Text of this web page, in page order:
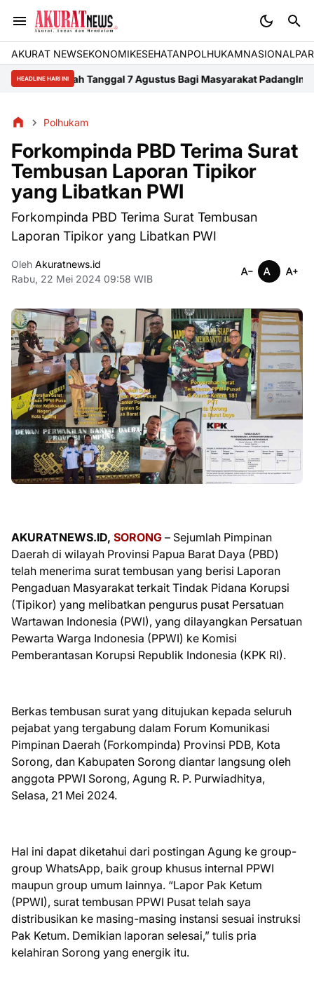
AKURAT NEWSEKONOMIKESEHATANPOLHUKAMNASIONAL
HEADLINE HARI INI
Tanggal 7 Agustus Bagi Masyarakat PadangInfografis
Polhukam
Forkompinda PBD Terima Surat
Tembusan Laporan Tipikor
yang Libatkan PWI
Forkompinda PBD Terima Surat Tembusan
Laporan Tipikor yang Libatkan PWI
Oleh Akuratnews.id
Rabu, 22 Mei 2024 09:58 WIB
AKURATNEWS.ID, SORONG – Sejumlah Pimpinan
Daerah di wilayah Provinsi Papua Barat Daya (PBD)
telah menerima surat tembusan yang berisi Laporan
Pengaduan Masyarakat terkait Tindak Pidana Korupsi
(Tipikor) yang melibatkan pengurus pusat Persatuan
Wartawan Indonesia (PWI), yang dilayangkan Persatuan
Pewarta Warga Indonesia (PPWI) ke Komisi
Pemberantasan Korupsi Republik Indonesia (KPK RI).
Berkas tembusan surat yang ditujukan kepada seluruh
pejabat yang tergabung dalam Forum Komunikasi
Pimpinan Daerah (Forkompinda) Provinsi PDB, Kota
Sorong, dan Kabupaten Sorong diantar langsung oleh
anggota PPWI Sorong, Agung R. P. Purwiadhitya,
Selasa, 21 Mei 2024.
Hal ini dapat diketahui dari postingan Agung ke group-
group WhatsApp, baik group khusus internal PPWI
maupun group umum lainnya. “Lapor Pak Ketum
(PPWI), surat tembusan PPWI Pusat telah saya
distribusikan ke masing-masing instansi sesuai instruksi
Pak Ketum. Demikian laporan selesai,” tulis pria
kelahiran Sorong yang energik itu.